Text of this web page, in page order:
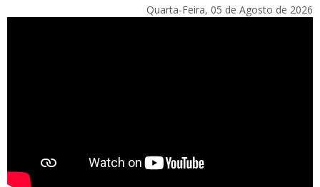
Quarta-Feira, 05 de Agosto de 2026